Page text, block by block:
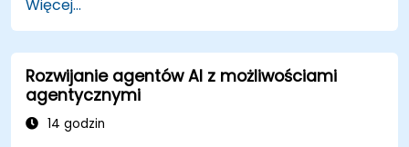
Networks (DQN).
Wykorzystywać frameworki, takie jak OpenAI
Gym i biblioteki RL do praktycznych
zastosowań.
Szkolić agentów AI do rozwiązywania
rzeczywistych, wieloetapowych problemów
Więcej...
Rozwijanie agentów AI z możliwościami
agentycznymi
14 godzin